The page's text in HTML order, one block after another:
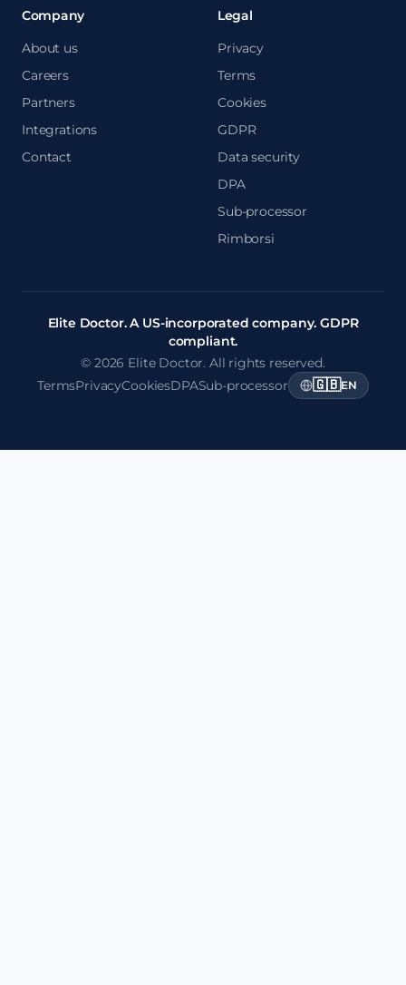
Company
About us
Careers
Partners
Integrations
Contact
Legal
Privacy
Terms
Cookies
GDPR
Data security
DPA
Sub-processor
Rimborsi
Elite Doctor. A US-incorporated company. GDPR
compliant.
© 2026 Elite Doctor. All rights reserved.
TermsPrivacyCookiesDPASub-processor 🇬🇧EN